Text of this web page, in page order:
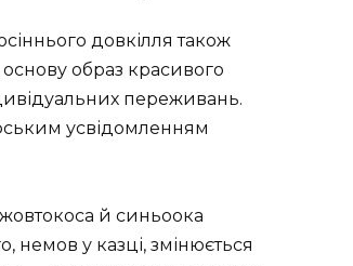
довкілля також
образ красивого
переживань.
усвідомленням
й синьоока
у казці, змінюється